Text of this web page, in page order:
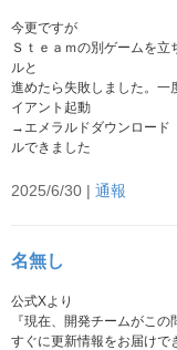
今更ですが
Ｓｔｅａｍの別ゲームを
ルと
進めたら失敗しました。一
イアント起動
→エメラルドダウンロード
ルできました
2025/6/30 | 通報
名無し
公式Xより
『現在、開発チームがこ
すぐに更新情報をお届けで